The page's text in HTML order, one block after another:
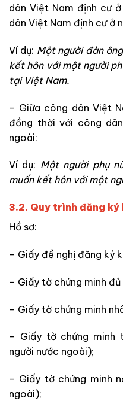
dân Việt Nam định cư
dân Việt Nam định cư ở
Ví dụ: Một người đàn
kết hôn với một người
tại Việt Nam.
– Giữa công dân Việt
đồng thời với công
ngoài:
Ví dụ: Một người phụ
muốn kết hôn với một
3.2. Quy trình đăng ký
Hồ sơ:
– Giấy đề nghị đăng ký
– Giấy tờ chứng minh
– Giấy tờ chứng minh
– Giấy tờ chứng minh
người nước ngoài);
– Giấy tờ chứng minh
ngoài);